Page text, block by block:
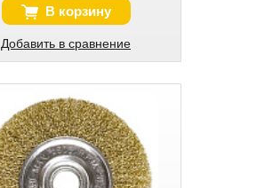
В корзину
Добавить в сравнение